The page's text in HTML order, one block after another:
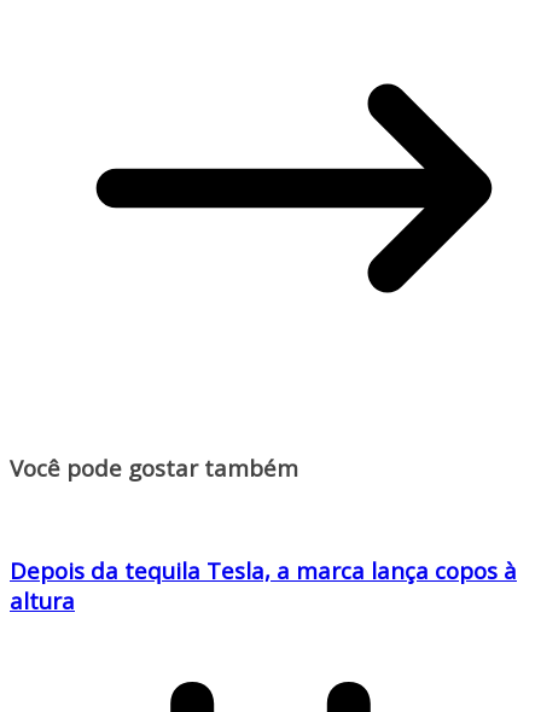
Você pode gostar também
Depois da tequila Tesla, a marca lança copos à
altura